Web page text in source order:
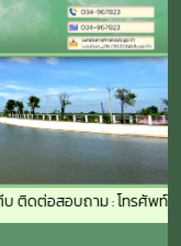
ดต่อสอบถาม : โทรศัพท์ :